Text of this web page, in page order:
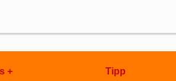
+ Tipp